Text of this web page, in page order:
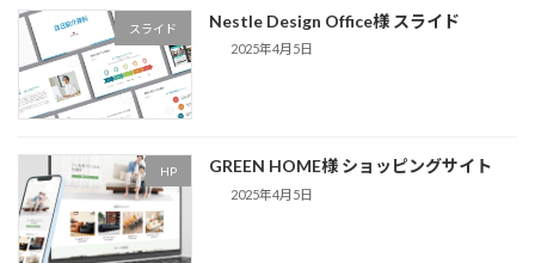
スライド Nestle Design Office様 スライド
2025年4月5日
HP GREEN HOME様 ショッピングサイト
2025年4月5日